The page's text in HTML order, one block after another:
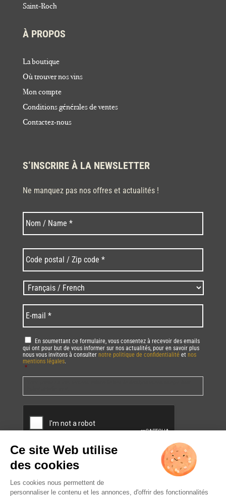
Saint-Roch
À PROPOS
La boutique
Où trouver nos vins
Mon compte
Conditions générales de ventes
Contactez-nous
S’INSCRIRE À LA NEWSLETTER
Ne manquez pas nos offres et actualités !
Nom * Nom
postal
/
Zip
code
* *
Langues
/
Language *
mail *
RGPD *
En soumettant ce formulaire, vous consentez à recevoir des emails
qui ont pour but de vous informer sur nos actualités, pour en savoir plus
nous vous invitons à consulter notre politique de confidentialité et nos
mentions légales.
*